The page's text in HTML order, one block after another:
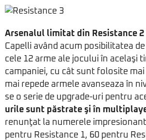
Arsenalul limitat din Resistance
Capelli având acum posibilitatea
cele 12 arme ale jocului în acelaşi
campaniei, cu cât sunt folosite
mai repede armele avanseaza în
se o serie de upgrade-uri pentru
urile sunt păstrate şi în
renunţat la numerele
pentru Resistance 1, 60 pentru